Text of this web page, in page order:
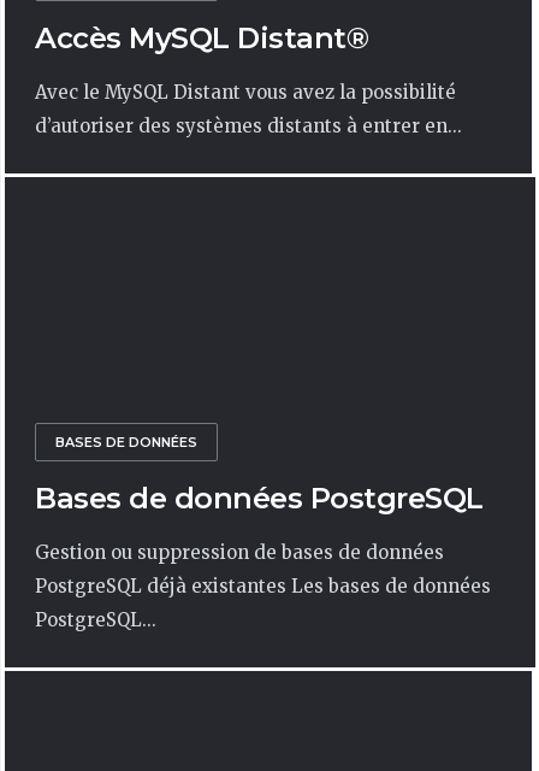
Accès MySQL Distant®
Avec le MySQL Distant vous avez la possibilité
d’autoriser des systèmes distants à entrer en...
BASES DE DONNÉES
Bases de données PostgreSQL
Gestion ou suppression de bases de données
PostgreSQL déjà existantes Les bases de données
PostgreSQL...